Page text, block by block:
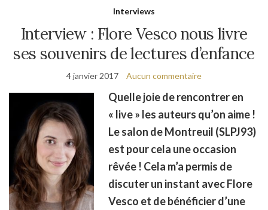
Interviews
Interview : Flore Vesco nous livre
ses souvenirs de lectures d’enfance
4 janvier 2017 Aucun commentaire
Quelle joie de rencontrer en
« live » les auteurs qu’on aime !
Le salon de Montreuil (SLPJ93)
est pour cela une occasion
rêvée ! Cela m’a permis de
discuter un instant avec Flore
Vesco et de bénéficier d’une